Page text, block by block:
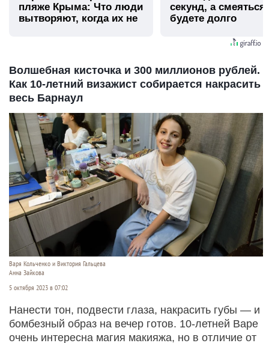
пляже Крыма: Что люди
вытворяют, когда их не
секунд, а
будете долго
Волшебная кисточка и 300 миллионов рублей.
Как 10-летний визажист собирается накрасить
весь Барнаул
Варя Кольченко и Виктория Гальцева
Анна Зайкова
5 октября 2023 в 07:02
Нанести тон, подвести глаза, накрасить губы — и
бомбезный образ на вечер готов. 10-летней Варе
очень интересна магия макияжа, но в отличие от